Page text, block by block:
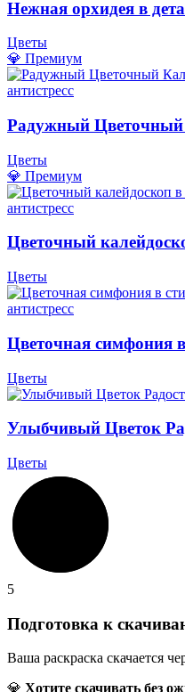
Нежная орхидея в
Цветы
💎 Премиум
Радужный Цветочный
Цветы
💎 Премиум
Цветочный
Цветы
Цветочная симфония
Цветы
Улыбчивый Цветок
Цветы
5
Подготовка к
Ваша раскраска скачается
💎 Хотите скачивать без